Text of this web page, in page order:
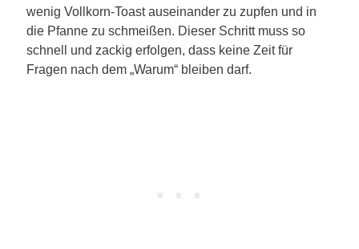
wenig Vollkorn-Toast auseinander zu zupfen und in
die Pfanne zu schmeißen. Dieser Schritt muss so
schnell und zackig erfolgen, dass keine Zeit für
Fragen nach dem „Warum“ bleiben darf.